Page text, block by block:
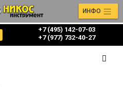
+7 (495) 142-07-03
‎‎+7 (977) 732-40-27
ИНФО